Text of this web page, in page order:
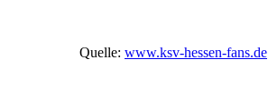
Quelle: www.ksv-hessen-fans.de